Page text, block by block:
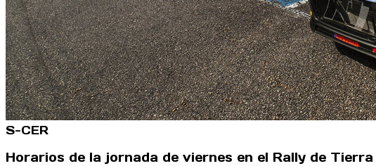
S-CER
Horarios de la jornada de viernes en el Rally de